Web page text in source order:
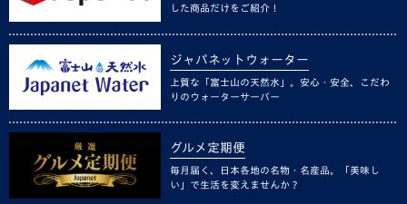
した商品だけをご紹介！
ジャパネットウォーター
上質な「富士山の天然水」。安心・安全、こだわ
りのウォーターサーバー
グルメ定期便
毎月届く、日本各地の名物・名産品。「美味し
い」で生活を変えませんか？